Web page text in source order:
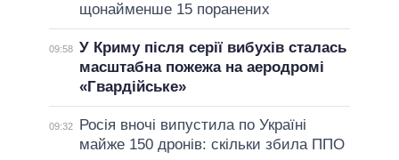
щонайменше 15 поранених
09:58 У Криму після серії вибухів сталась
масштабна пожежа на аеродромі
«Гвардійське»
09:32
Росія вночі випустила по Україні
майже 150 дронів: скільки збила ППО